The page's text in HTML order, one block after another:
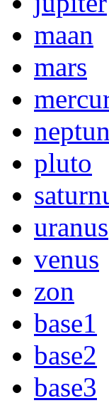
maan
mars
pluto
uranus
venus
zon
base1
base2
base3